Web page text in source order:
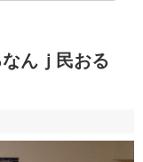
い出ｗｗｗ
んｊ民おる